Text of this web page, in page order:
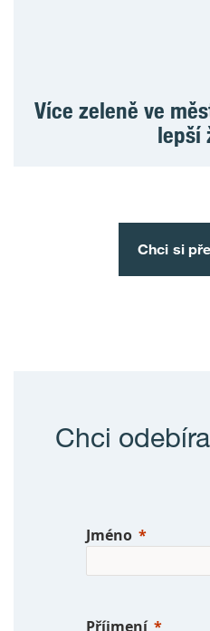
Více zeleně ve
lepší
Chci si
Chci
Jméno
Příjmení